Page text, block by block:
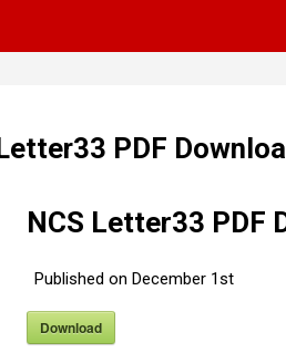
PDF
NCS Letter33 PDF
Published on December 1st
Download